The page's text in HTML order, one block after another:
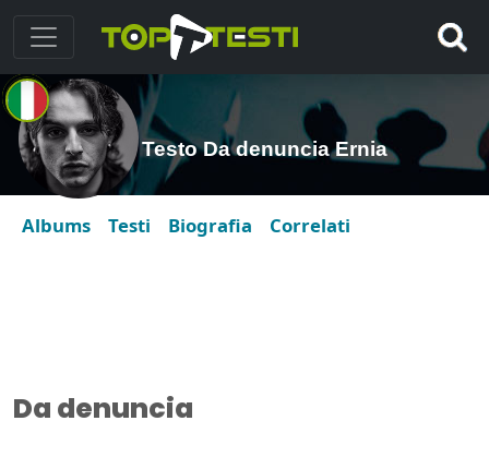
Testo Da denuncia Ernia
Albums Testi Biografia Correlati
Da denuncia